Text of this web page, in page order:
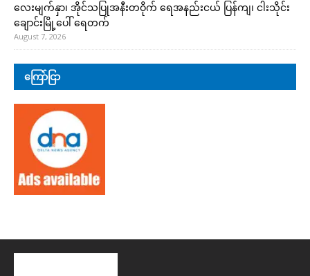
လေးမျက်နှာ၊ အိုင်သပြုအနီးတဝိုက် ရေအနည်းငယ် ပြန်ကျ၊ ငါးသိုင်း
ချောင်းမြို့ပေါ် ရေတက်
August 7, 2026
ကြော်ငြာ